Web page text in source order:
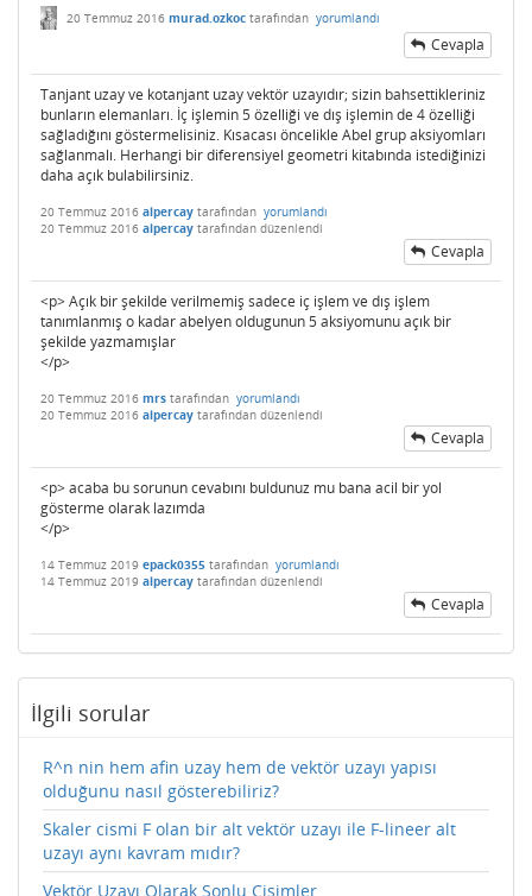
20 Temmuz 2016 murad.ozkoc tarafından yorumlandı
Cevapla
Tanjant uzay ve kotanjant uzay vektör uzayıdır; sizin bahsettikleriniz
bunların elemanları. İç işlemin 5 özelliği ve dış işlemin de 4 özelliği
sağladığını göstermelisiniz. Kısacası öncelikle Abel grup aksiyomları
sağlanmalı. Herhangi bir diferensiyel geometri kitabında istediğinizi
daha açık bulabilirsiniz.
20 Temmuz 2016 alpercay tarafından yorumlandı
20 Temmuz 2016 alpercay tarafından düzenlendi
Cevapla
<p> Açık bir şekilde verilmemiş sadece iç işlem ve dış işlem
tanımlanmış o kadar abelyen oldugunun 5 aksiyomunu açık bir
şekilde yazmamışlar
</p>
20 Temmuz 2016 mrs tarafından yorumlandı
20 Temmuz 2016 alpercay tarafından düzenlendi
Cevapla
<p> acaba bu sorunun cevabını buldunuz mu bana acil bir yol
gösterme olarak lazımda
</p>
14 Temmuz 2019 epack0355 tarafından yorumlandı
14 Temmuz 2019 alpercay tarafından düzenlendi
Cevapla
İlgili sorular
R^n nin hem afin uzay hem de vektör uzayı yapısı
olduğunu nasıl gösterebiliriz?
Skaler cismi F olan bir alt vektör uzayı ile F-lineer alt
uzayı aynı kavram mıdır?
Vektör Uzayı Olarak Sonlu Cisimler